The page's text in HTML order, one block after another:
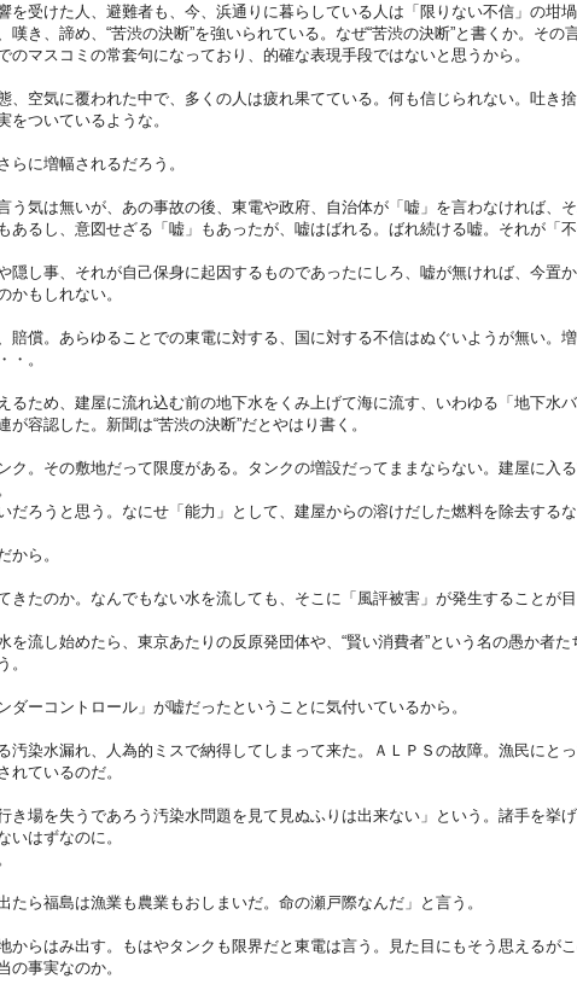
を受けた人、避難者も、今、浜通りに暮らしている人は「限りない不信」の坩
嘆き、諦め、“苦渋の決断”を強いられている。なぜ“苦渋の決断”と書くか。その
のマスコミの常套句になっており、的確な表現手段ではないと思うから。
、空気に覆われた中で、多くの人は疲れ果てている。何も信じられない。吐き
をついているような。
らに増幅されるだろう。
う気は無いが、あの事故の後、東電や政府、自治体が「嘘」を言わなければ、
あるし、意図せざる「嘘」もあったが、嘘はばれる。ばれ続ける嘘。それが「
隠し事、それが自己保身に起因するものであったにしろ、嘘が無ければ、今置
かもしれない。
賠償。あらゆることでの東電に対する、国に対する不信はぬぐいようが無い。
・。
るため、建屋に流れ込む前の地下水をくみ上げて海に流す、いわゆる「地下水
が容認した。新聞は“苦渋の決断”だとやはり書く。
ク。その敷地だって限度がある。タンクの増設だってままならない。建屋に入
だろうと思う。なにせ「能力」として、建屋からの溶けだした燃料を除去する
から。
きたのか。なんでもない水を流しても、そこに「風評被害」が発生することが
を流し始めたら、東京あたりの反原発団体や、“賢い消費者”という名の愚か者た
。
ダーコントロール」が嘘だったということに気付いているから。
汚染水漏れ、人為的ミスで納得してしまって来た。ＡＬＰＳの故障。漁民にと
れているのだ。
き場を失うであろう汚染水問題を見て見ぬふりは出来ない」という。諸手を挙
いはずなのに。
たら福島は漁業も農業もおしまいだ。命の瀬戸際なんだ」と言う。
からはみ出す。もはやタンクも限界だと東電は言う。見た目にもそう思えるが
の事実なのか。